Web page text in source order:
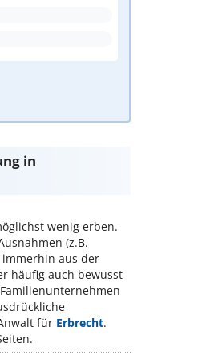
in
wenig erben.
(z.B.
aus der
häufig auch bewusst
für Erbrecht.